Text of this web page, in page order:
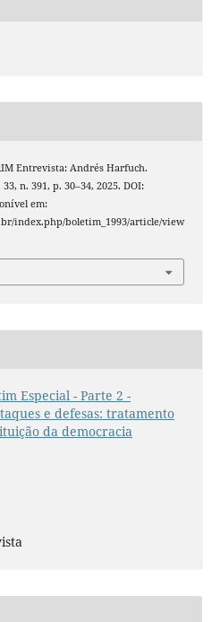
Entrevista: Andrés Harfuch.
33, n. 391, p. 30–34, 2025. DOI:
em:
index.php/boletim_1993/article/view
Especial - Parte 2 -
e defesas: tratamento
da democracia